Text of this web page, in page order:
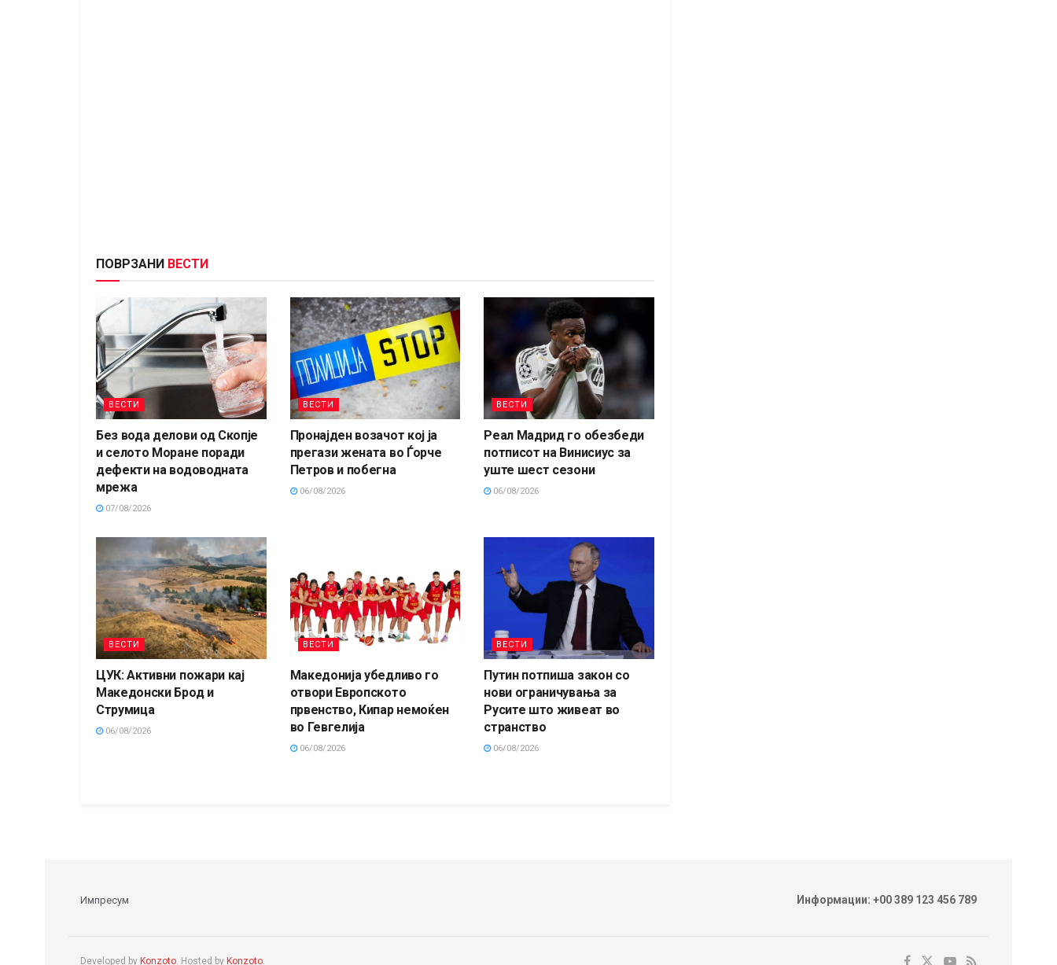
ПОВРЗАНИ ВЕСТИ
ВЕСТИ
Без вода делови од Скопје
и селото Моране поради
дефекти на водоводната
мрежа
07/08/2026
ВЕСТИ
Пронајден возачот кој ја
прегази жената во Ѓорче
Петров и побегна
06/08/2026
ВЕСТИ
Реал Мадрид го обезбеди
потписот на Винисиус за
уште шест сезони
06/08/2026
ВЕСТИ
ЦУК: Активни пожари кај
Македонски Брод и
Струмица
06/08/2026
ВЕСТИ
Македонија убедливо го
отвори Европското
првенство, Кипар немоќен
во Гевгелија
06/08/2026
ВЕСТИ
Путин потпиша закон со
нови ограничувања за
Русите што живеат во
странство
06/08/2026
Импресум Информации: +00 389 123 456 789
Developed by Konzoto. Hosted by Konzoto.